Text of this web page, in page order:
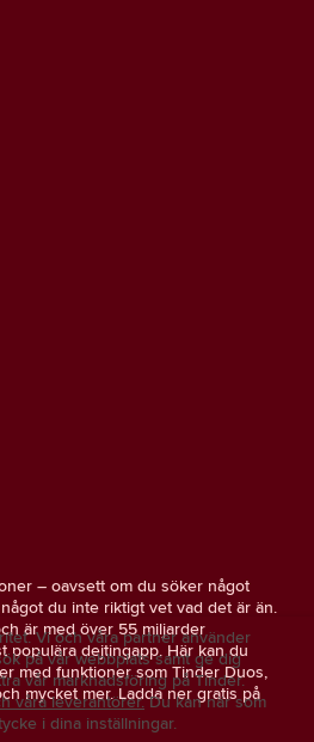
– oavsett om du söker något
du inte riktigt vet vad det är än.
är med över 55 miljarder
populära dejtingapp. Här kan du
med funktioner som Tinder Duos,
mycket mer. Ladda ner gratis på
Vi och våra partner använder
på vår webbplats samt ge dig
vår marknadsföring på Tinder.
våra leverantörer. Du kan när som
i dina inställningar.